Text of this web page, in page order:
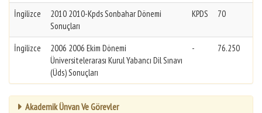
İngilizce
2010 2010-Kpds Sonbahar Dönemi
Sonuçları
KPDS 70
İngilizce
2006 2006 Ekim Dönemi
Üniversitelerarası Kurul Yabancı Dil Sınavı
(Üds) Sonuçları
- 76.250
Akademik Ünvan Ve Görevler